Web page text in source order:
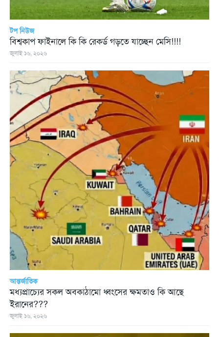
টপ নিউজ
বিশ্বকাপ ফাইনালে কি কি রেকর্ড গড়তে যাচ্ছেন মেসি!!!!
জুলাই ১৬, ২০২৬
আন্তর্জাতিক
মধ্যপ্রাচ্যের সকল অবকাঠামো ধ্বংসের ক্ষমতাও কি আছে
ইরানের???
জুলাই ১৬, ২০২৬